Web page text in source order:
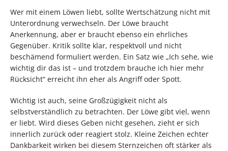
Wer mit einem Löwen liebt, sollte Wertschätzung nicht mit
Unterordnung verwechseln. Der Löwe braucht
Anerkennung, aber er braucht ebenso ein ehrliches
Gegenüber. Kritik sollte klar, respektvoll und nicht
beschämend formuliert werden. Ein Satz wie „Ich sehe, wie
wichtig dir das ist – und trotzdem brauche ich hier mehr
Rücksicht“ erreicht ihn eher als Angriff oder Spott.
Wichtig ist auch, seine Großzügigkeit nicht als
selbstverständlich zu betrachten. Der Löwe gibt viel, wenn
er liebt. Wird dieses Geben nicht gesehen, zieht er sich
innerlich zurück oder reagiert stolz. Kleine Zeichen echter
Dankbarkeit wirken bei diesem Sternzeichen oft stärker als